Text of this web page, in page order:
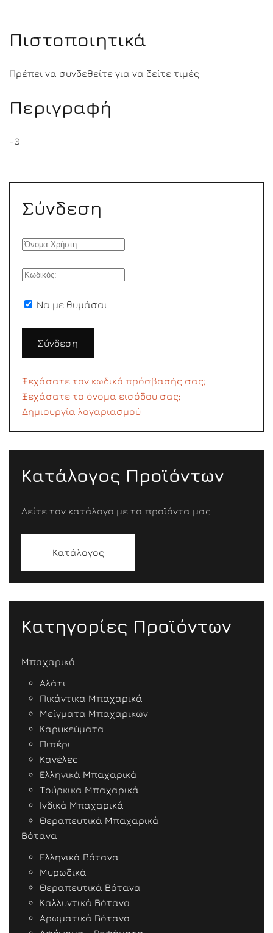
Πιστοποιητικά
Πρέπει να συνδεθείτε για να δείτε τιμές
Περιγραφή
-0
Σύνδεση
Να με θυμάσαι
Σύνδεση
Ξεχάσατε τον κωδικό πρόσβασής σας;
Ξεχάσατε το όνομα εισόδου σας;
Δημιουργία λογαριασμού
Κατάλογος Προϊόντων
Δείτε τον κατάλογο με τα προϊόντα μας
Κατάλογος
Κατηγορίες Προϊόντων
Μπαχαρικά
Αλάτι
Πικάντικα Μπαχαρικά
Μείγματα Μπαχαρικών
Καρυκεύματα
Πιπέρι
Κανέλες
Ελληνικά Μπαχαρικά
Τούρκικα Μπαχαρικά
Ινδικά Μπαχαρικά
Θεραπευτικά Μπαχαρικά
Βότανα
Ελληνικά Βότανα
Μυρωδικά
Θεραπευτικά Βότανα
Καλλυντικά Βότανα
Αρωματικά Βότανα